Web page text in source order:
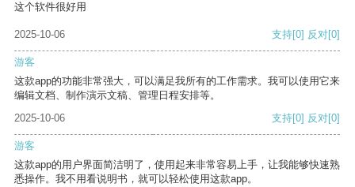
这个软件很好用
2025-10-06 支持[0] 反对[0]
游客
这款app的功能非常强大，可以满足我所有的工作需求。我可以使用它来
编辑文档、制作演示文稿、管理日程安排等。
2025-10-06
支持[0] 反对[0]
游客
这款app的用户界面简洁明了，使用起来非常容易上手，让我能够快速熟
悉操作。我不用看说明书，就可以轻松使用这款app。